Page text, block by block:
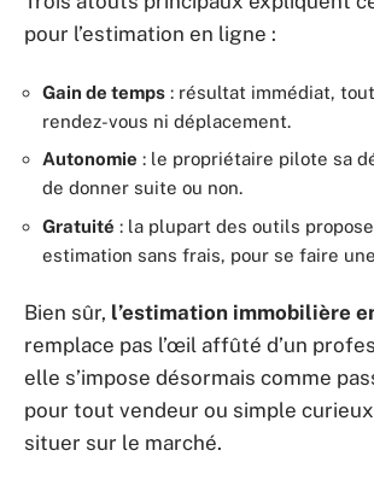
pour l’estimation en ligne :
Gain de temps : résultat immédiat,
rendez-vous ni déplacement.
Autonomie : le propriétaire pilote sa
de donner suite ou non.
Gratuité : la plupart des outils
estimation sans frais, pour se faire
Bien sûr, l’estimation immobilière
remplace pas l’œil affûté d’un
elle s’impose désormais comme
pour tout vendeur ou simple
situer sur le marché.